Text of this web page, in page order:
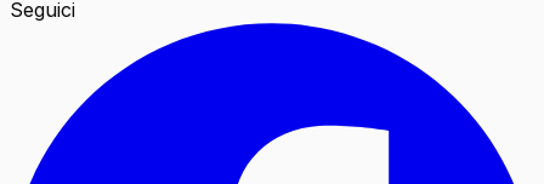
Seguici